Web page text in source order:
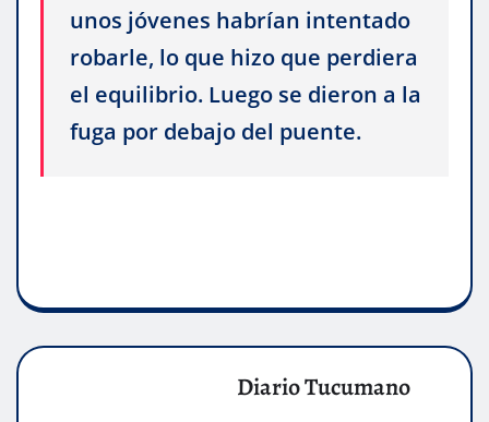
unos jóvenes habrían intentado
robarle, lo que hizo que perdiera
el equilibrio. Luego se dieron a la
fuga por debajo del puente.
Diario Tucumano